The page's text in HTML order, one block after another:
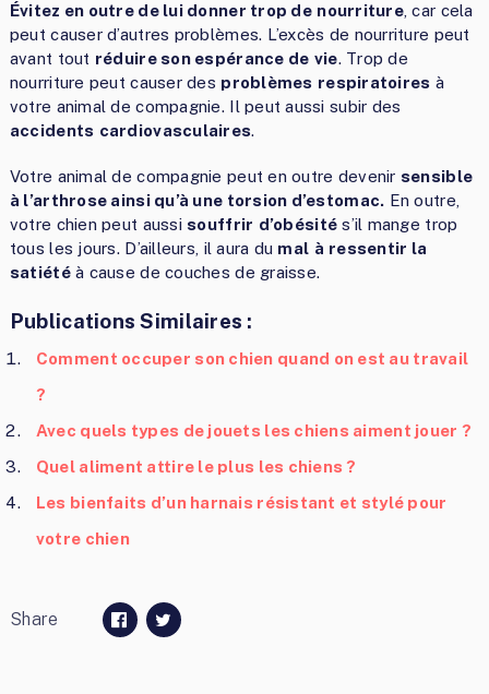
Évitez en outre de lui donner trop de nourriture, car cela
peut causer d’autres problèmes. L’excès de nourriture peut
avant tout réduire son espérance de vie. Trop de
nourriture peut causer des problèmes respiratoires à
votre animal de compagnie. Il peut aussi subir des
accidents cardiovasculaires.
Votre animal de compagnie peut en outre devenir sensible
à l’arthrose ainsi qu’à une torsion d’estomac. En outre,
votre chien peut aussi souffrir d’obésité s’il mange trop
tous les jours. D’ailleurs, il aura du mal à ressentir la
satiétéà cause de couches de graisse.
Publications Similaires :
Comment occuper son chien quand on est au travail
?
Avec quels types de jouets les chiens aiment jouer ?
Quel aliment attire le plus les chiens ?
Les bienfaits d’un harnais résistant et stylé pour
votre chien
Share